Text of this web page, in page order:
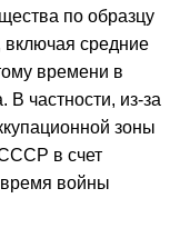
по образцу
включая средние
времени в
В частности, из-за
зоны
в счет
войны